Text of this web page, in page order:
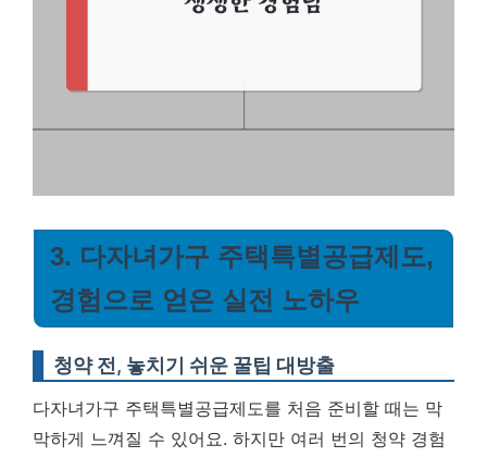
3. 다자녀가구 주택특별공급제도,
경험으로 얻은 실전 노하우
청약 전, 놓치기 쉬운 꿀팁 대방출
다자녀가구 주택특별공급제도를 처음 준비할 때는 막
막하게 느껴질 수 있어요. 하지만 여러 번의 청약 경험